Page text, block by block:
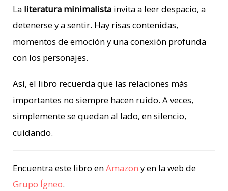
La literatura minimalista invita a leer despacio, a
detenerse y a sentir. Hay risas contenidas,
momentos de emoción y una conexión profunda
con los personajes.
Así, el libro recuerda que las relaciones más
importantes no siempre hacen ruido. A veces,
simplemente se quedan al lado, en silencio,
cuidando.
Encuentra este libro enAmazon y en la web de
Grupo Ígneo.